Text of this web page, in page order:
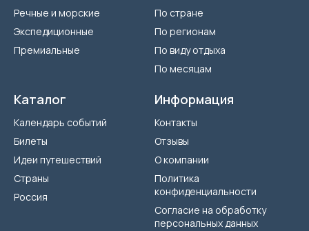
Речные и морские
Экспедиционные
Премиальные
По стране
По регионам
По виду отдыха
По месяцам
Каталог
Календарь событий
Билеты
Идеи путешествий
Страны
Россия
Информация
Контакты
Отзывы
О компании
Политика
конфиденциальности
Согласие на обработку
персональных данных